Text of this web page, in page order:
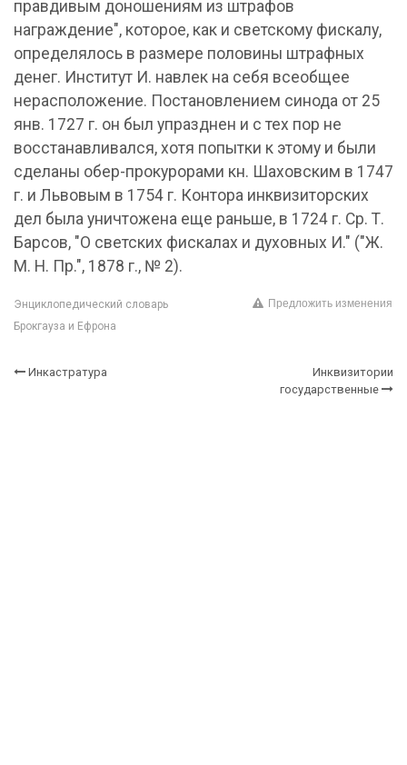
правдивым доношениям из штрафов
награждение", которое, как и светскому фискалу,
определялось в размере половины штрафных
денег. Институт И. навлек на себя всеобщее
нерасположение. Постановлением синода от 25
янв. 1727 г. он был упразднен и с тех пор не
восстанавливался, хотя попытки к этому и были
сделаны обер-прокурорами кн. Шаховским в 1747
г. и Львовым в 1754 г. Контора инквизиторских
дел была уничтожена еще раньше, в 1724 г. Ср. Т.
Барсов, "О светских фискалах и духовных И." ("Ж.
M. H. Пр.", 1878 г., № 2).
Энциклопедический словарь
Брокгауза и Ефрона
Предложить изменения
Инкастратура
Инквизитории
государственные